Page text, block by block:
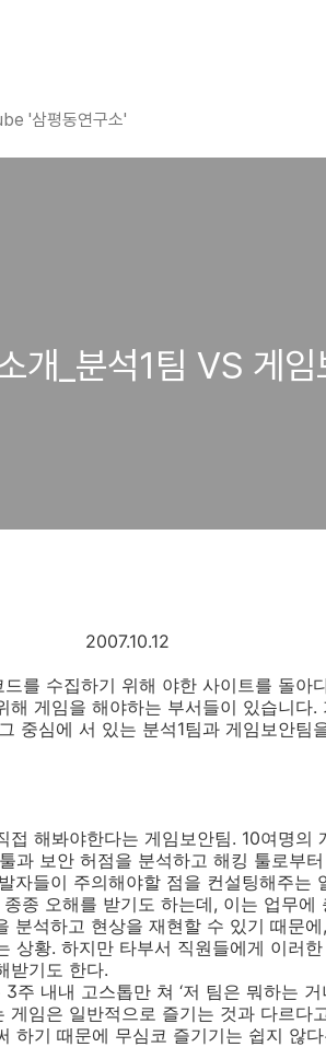
'삼평동연구소'
개_분석1팀 VS 게임
2007.10.12
를 수집하기 위해 야한 사이트를 돌아
해 게임을 해야하는 부서들이 있습니다.
중심에 서 있는 분석1팀과 게임보안팀
접 해봐야한다는 게임보안팀. 10여명의
과 보안 허점을 분석하고 해킹 툴로부
자들이 주의해야할 점을 컨설팅해주는
종 오해를 받기도 하는데, 이는 업무에
분석하고 현상을 재현할 수 있기 때문
상황. 하지만 타부서 직원들에게 이러
받기도 한다.
주 내내 고스톱만 쳐 ‘저 팀은 뭐하는 거
게임은 일반적으로 즐기는 것과 다르다
하기 때문에 무심코 즐기기는 쉽지 않